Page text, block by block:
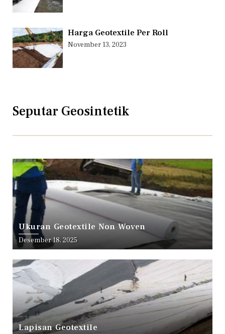
Harga Geotextile Per Roll
November 13, 2023
Seputar Geosintetik
Ukuran Geotextile Non Woven
Desember 18, 2025
Lapisan Geotextile